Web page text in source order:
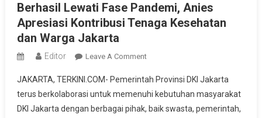
Berhasil Lewati Fase Pandemi, Anies
Apresiasi Kontribusi Tenaga Kesehatan
dan Warga Jakarta
Editor Leave A CommentOn
Lewati
Fase
Pandemi,
JAKARTA, TERKINI.COM- Pemerintah Provinsi DKI Jakarta
terus berkolaborasi untuk memenuhi kebutuhan masyarakat
DKI Jakarta dengan berbagai pihak, baik swasta, pemerintah,